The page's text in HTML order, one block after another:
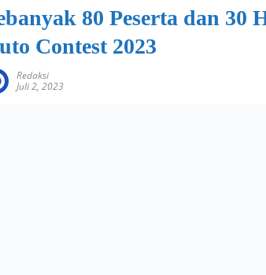
80 Peserta dan 30
Contest 2023
Redaksi
Juli 2, 2023